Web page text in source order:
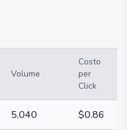
Volume
Costo
per
Click
5,040 $0.86